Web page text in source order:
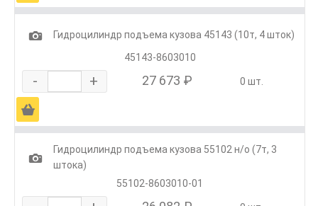
1
Гидроцилиндр подъема кузова 45143 (10т, 4 шток)
45143-8603010
- + 27 673 ₽ 0 шт.
Ä
1
Гидроцилиндр подъема кузова 55102 н/о (7т, 3
штока)
55102-8603010-01